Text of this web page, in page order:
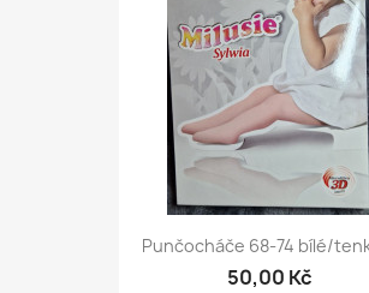
Punčocháče 68-74 bílé/
50,00 Kč